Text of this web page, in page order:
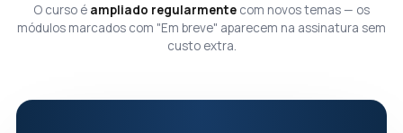
O curso é ampliado regularmente com novos temas — os
módulos marcados com "Em breve" aparecem na assinatura sem
custo extra.